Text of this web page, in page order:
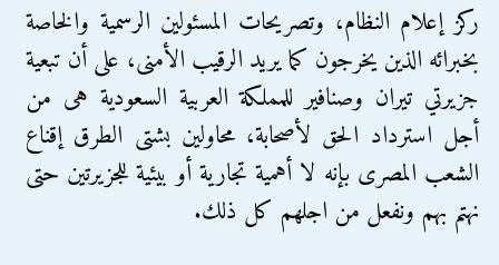
ركز إعلام النظام، وتصريحات المسئولين الرسمية والخاصة
بخبرائه الذين يخرجون كما يريد الرقيب الأمنى، على أن تبعية
جزيرتي تيران وصنافير للمملكة العربية السعودية هى من
أجل استرداد الحق لأصحابة، محاولين بشتى الطرق إقناع
الشعب المصرى بإنه لا أهمية تجارية أو بيئية للجزيرتين حتى
نهتم بهم ونفعل من اجلهم كل ذلك.